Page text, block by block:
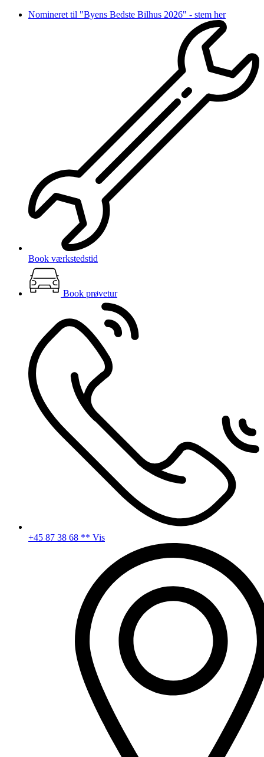
VidereNomineret til "Byens Bedste Bilhus 2026" - stem her
Book værkstedstid
Book prøvetur
+45 87 38 68 ** Vis